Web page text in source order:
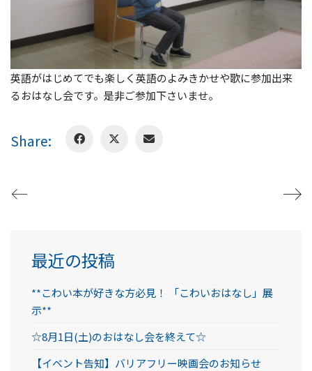
英語がはじめてでも楽しく英語のよみきかせや歌に参加出来
るおはなし会です。是非ご参加下さいませ。
Share:
最近の投稿
**こわい本が好きな方必見！ 「こわいおはなし」展
示**
☆8月1日(土)のおはなし会を終えて☆
【イベント告知】バリアフリー映画会のお知らせ